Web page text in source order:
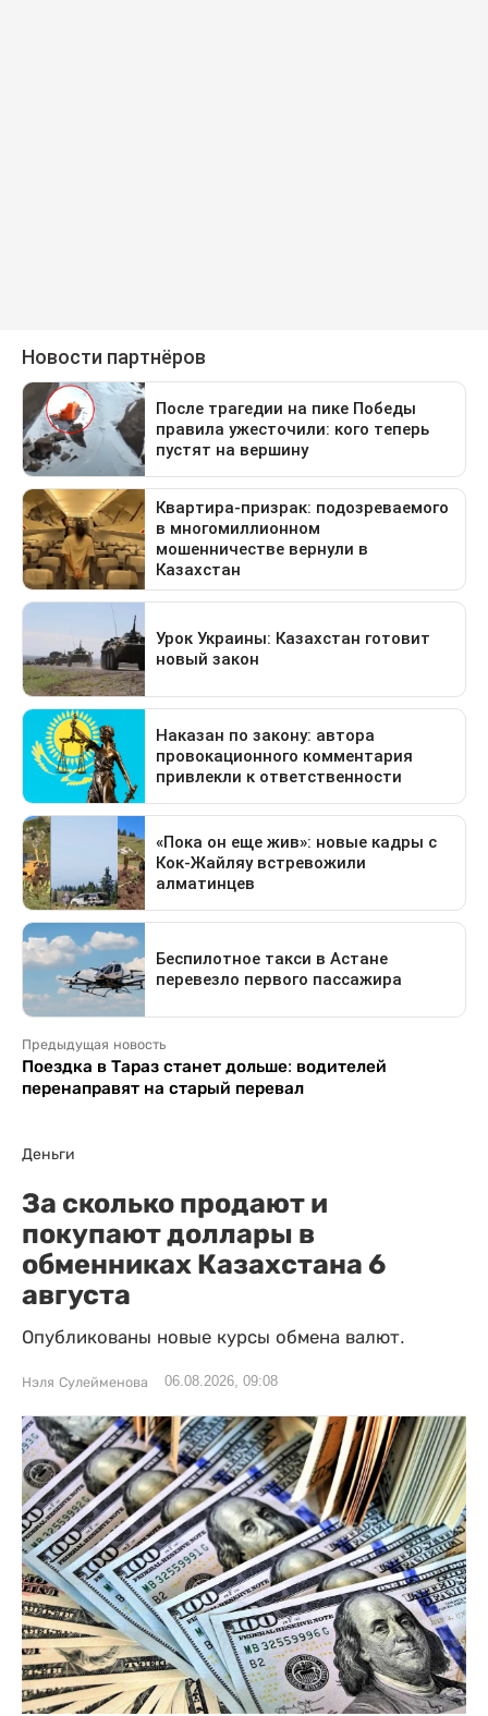
Предыдущая новость
Поездка в Тараз станет дольше: водителей
перенаправят на старый перевал
Деньги
За сколько продают и
покупают доллары в
обменниках Казахстана 6
августа
Опубликованы новые курсы обмена валют.
Нэля Сулейменова 06.08.2026, 09:08